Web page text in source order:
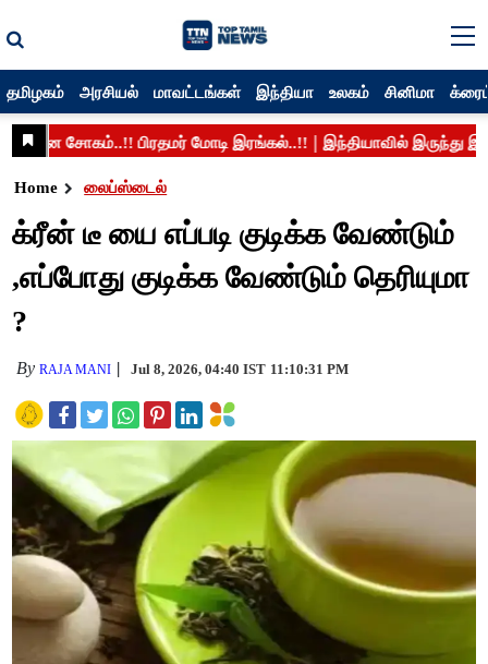
தமிழகம் அரசியல் மாவட்டங்கள் இந்தியா உலகம் சினிமா
Home லைப்ஸ்டைல்
க்ரீன் டீ யை எப்படி குடிக்க வேண்டும்
,எப்போது குடிக்க வேண்டும் தெரியுமா
?
ByRAJA MANI Jul 8, 2026, 04:40 IST 11:10:31 PM